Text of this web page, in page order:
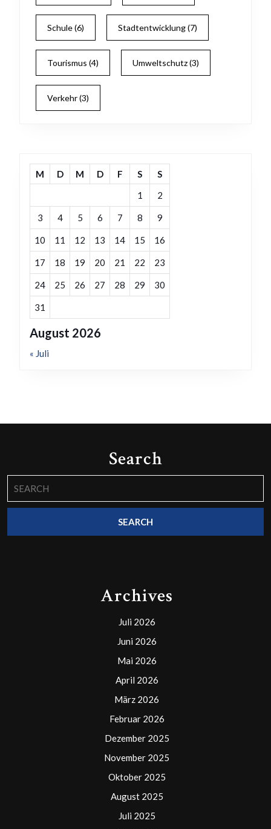
Schule(6) Stadtentwicklung(7)
Tourismus (4) Umweltschutz(3)
Verkehr(3)
August 2026
M D M D F S
S
1
2
3 4 5 6 7 8 9
10 11 12 13 14 15 16
17 18 19 20 21 22 23
24 25 26 27 28 29 30
31
« Juli
Search
for:
Archives
Juli 2026
Juni 2026
Mai 2026
April 2026
März 2026
Februar 2026
Dezember 2025
November 2025
Oktober 2025
August 2025
Juli 2025